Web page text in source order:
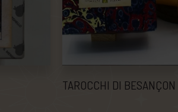
TAROCCHI DI BESANÇON